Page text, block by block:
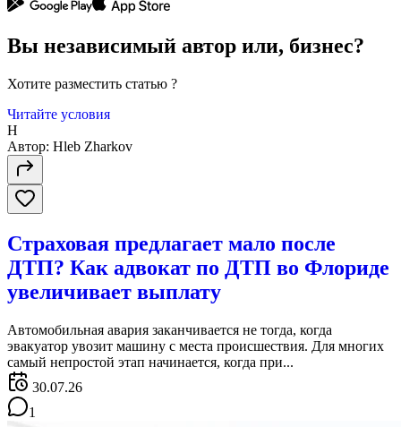
Вы независимый автор или, бизнес?
Хотите разместить статью ?
Читайте условия
H
Автор: Hleb Zharkov
Страховая предлагает мало после
ДТП? Как адвокат по ДТП во Флориде
увеличивает выплату
Автомобильная авария заканчивается не тогда, когда
эвакуатор увозит машину с места происшествия. Для многих
самый непростой этап начинается, когда при...
30.07.26
1